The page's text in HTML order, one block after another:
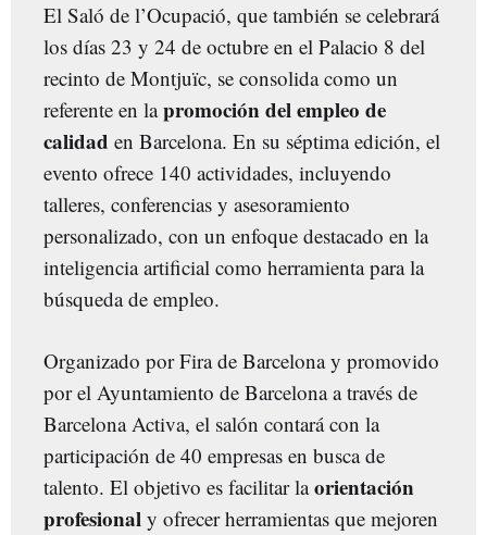
El Saló de l’Ocupació, que también se celebrará
los días 23 y 24 de octubre en el Palacio 8 del
recinto de Montjuïc, se consolida como un
referente en lapromoción del empleo de
calidad en Barcelona. En su séptima edición, el
evento ofrece 140 actividades, incluyendo
talleres, conferencias y asesoramiento
personalizado, con un enfoque destacado en la
inteligencia artificial como herramienta para la
búsqueda de empleo.
Organizado por Fira de Barcelona y promovido
por el Ayuntamiento de Barcelona a través de
Barcelona Activa, el salón contará con la
participación de 40 empresas en busca de
talento. El objetivo es facilitar laorientación
profesional y ofrecer herramientas que mejoren